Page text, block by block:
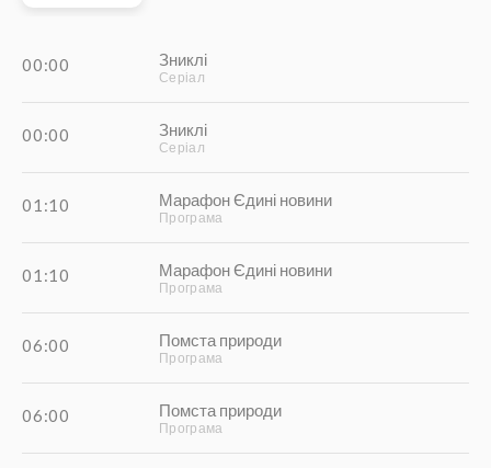
00:00 Зниклі
Серіал
00:00 Зниклі
Серіал
01:10 Марафон Єдині новини
Програма
01:10 Марафон Єдині новини
Програма
06:00 Помста природи
Програма
06:00 Помста природи
Програма